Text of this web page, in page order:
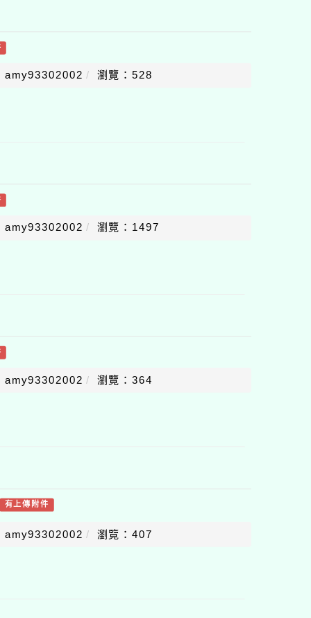
amy93302002 瀏覽：528
amy93302002 瀏覽：1497
amy93302002 瀏覽：364
有上傳附件
amy93302002 瀏覽：407